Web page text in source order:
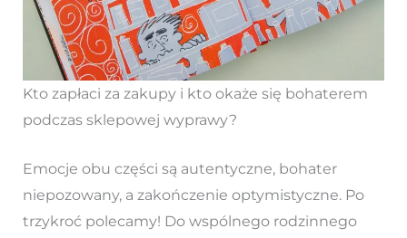
Kto zapłaci za zakupy i kto okaże się bohaterem
podczas sklepowej wyprawy?
Emocje obu części są autentyczne, bohater
niepozowany, a zakończenie optymistyczne. Po
trzykroć polecamy! Do wspólnego rodzinnego